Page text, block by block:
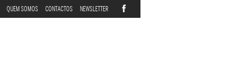
QUEM SOMOS CONTACTOS NEWSLETTER